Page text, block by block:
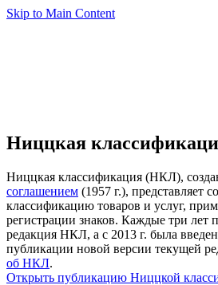
Skip to Main Content
Ниццкая
Ниццкая классификация (НКЛ),
соглашением (1957 г.), представляет
классификацию товаров и услуг,
регистрации знаков. Каждые три лет
редакция НКЛ, а с 2013 г. была
публикации новой версии текущей
об НКЛ.
Открыть публикацию Ниццкой